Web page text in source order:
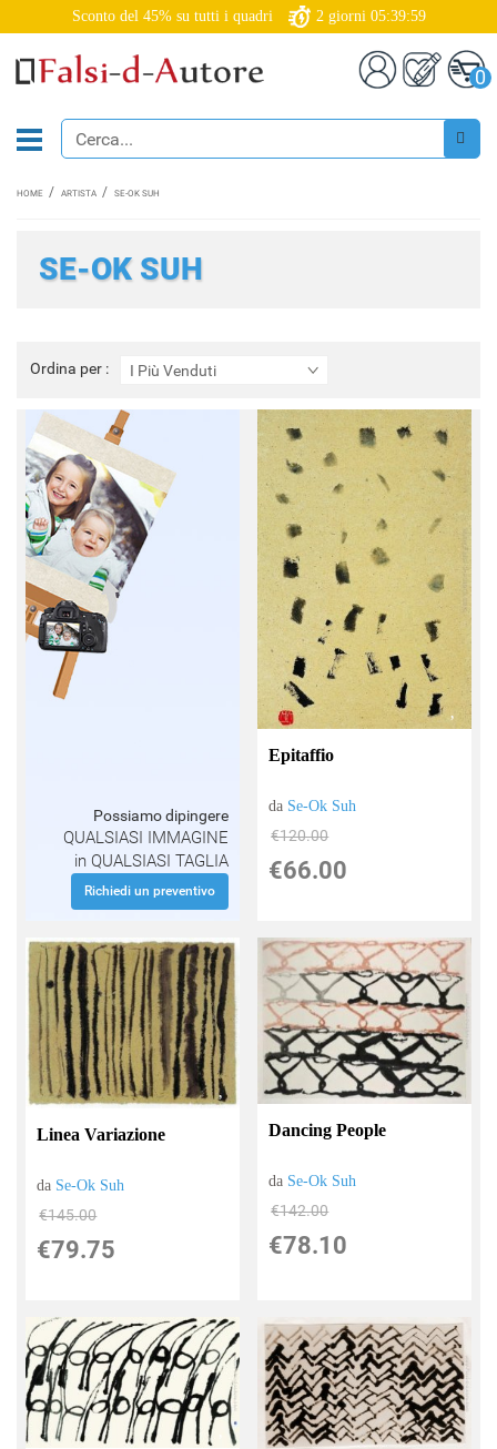
Sconto del 45% su tutti i quadri 2 giorni 05:39:58
0
HOME ARTISTA SE-OK SUH
SE-OK SUH
Ordina per : I Più Venduti
Ordina
per
Possiamo dipingere
QUALSIASI IMMAGINE
in QUALSIASI TAGLIA
Richiedi un preventivo
Epitaffio
da Se-Ok Suh
€120.00
€66.00
Linea Variazione
da Se-Ok Suh
€145.00
€79.75
Dancing People
da Se-Ok Suh
€142.00
€78.10